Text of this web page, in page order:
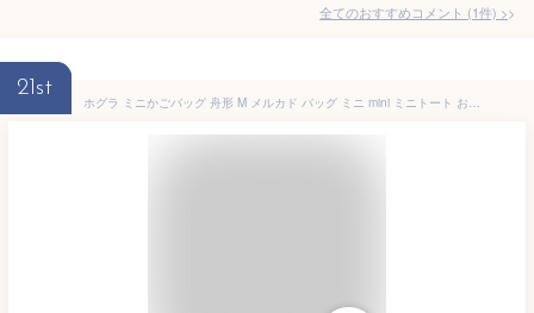
全てのおすすめコメント (1件) >
21st
ホグラ ミニかごバッグ 舟形 M メルカド バッグ ミニ mini ミニトート おしゃれ 籠バッグ カゴバック かごバック 草編み 浴衣 北欧 天然素材 壁掛け シンプル バングラデシュ 水草 シーグラス 手編み 手作り ハンドメイド 編みかご